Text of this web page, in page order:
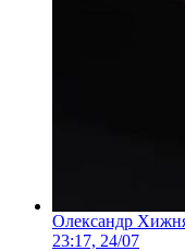
Олександр
23:17, 24/07